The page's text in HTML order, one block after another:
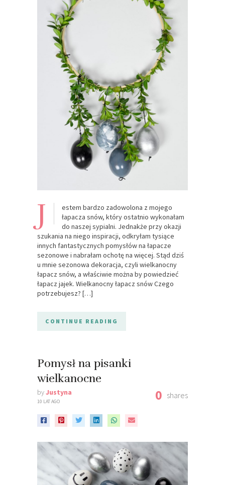
J
estem bardzo zadowolona z mojego
łapacza snów, który ostatnio wykonałam
do naszej sypialni. Jednakże przy okazji
szukania na niego inspiracji, odkryłam tysiące
innych fantastycznych pomysłów na łapacze
sezonowe i nabrałam ochotę na więcej. Stąd dziś
u mnie sezonowa dekoracja, czyli wielkanocny
łapacz snów, a właściwie można by powiedzieć
łapacz jajek. Wielkanocny łapacz snów Czego
potrzebujesz? […]
CONTINUE READING
Pomysł na pisanki
wielkanocne
byJustyna
10 LAT AGO 0 shares